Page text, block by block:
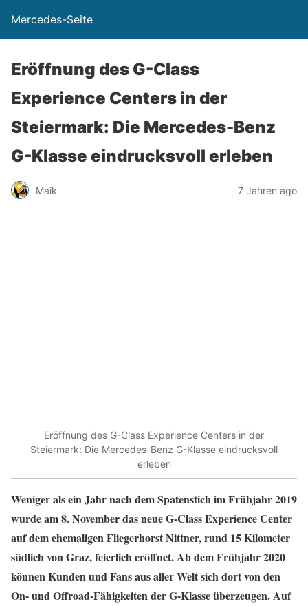
Mercedes-Seite
Eröffnung des G-Class
Experience Centers in der
Steiermark: Die Mercedes-Benz
G-Klasse eindrucksvoll erleben
Maik 7 Jahren ago
Eröffnung des G-Class Experience Centers in der
Steiermark: Die Mercedes-Benz G-Klasse eindrucksvoll
erleben
Weniger als ein Jahr nach dem Spatenstich im Frühjahr 2019
wurde am 8. November das neue G-Class Experience Center
auf dem ehemaligen Fliegerhorst Nittner, rund 15 Kilometer
südlich von Graz, feierlich eröffnet. Ab dem Frühjahr 2020
können Kunden und Fans aus aller Welt sich dort von den
On- und Offroad-Fähigkeiten der G-Klasse überzeugen. Auf